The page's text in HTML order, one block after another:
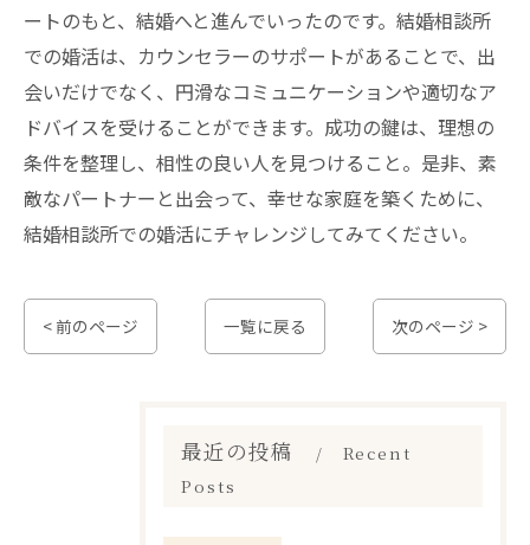
ートのもと、結婚へと進んでいったのです。結婚相談所
での婚活は、カウンセラーのサポートがあることで、出
会いだけでなく、円滑なコミュニケーションや適切なア
ドバイスを受けることができます。成功の鍵は、理想の
条件を整理し、相性の良い人を見つけること。是非、素
敵なパートナーと出会って、幸せな家庭を築くために、
結婚相談所での婚活にチャレンジしてみてください。
< 前のページ 一覧に戻る 次のページ >
最近の投稿
Recent
Posts